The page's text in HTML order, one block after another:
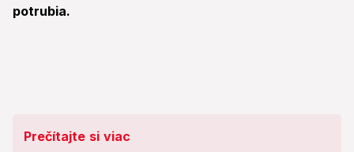
potrubia.
Prečítajte si viac